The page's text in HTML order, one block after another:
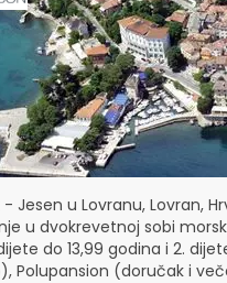
Jesen u Lovranu, Lovran,
u dvokrevetnoj sobi
do 13,99 godina i 2.
Polupansion (doručak i